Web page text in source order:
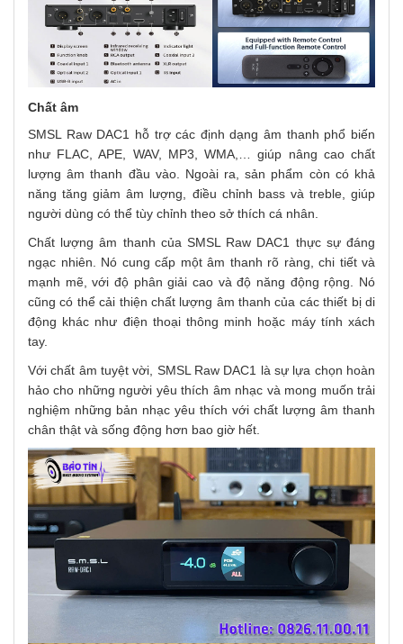
Chất âm
SMSL Raw DAC1 hỗ trợ các định dạng âm thanh phổ biến
như FLAC, APE, WAV, MP3, WMA,… giúp nâng cao chất
lượng âm thanh đầu vào. Ngoài ra, sản phẩm còn có khả
năng tăng giảm âm lượng, điều chỉnh bass và treble, giúp
người dùng có thể tùy chỉnh theo sở thích cá nhân.
Chất lượng âm thanh của SMSL Raw DAC1 thực sự đáng
ngạc nhiên. Nó cung cấp một âm thanh rõ ràng, chi tiết và
mạnh mẽ, với độ phân giải cao và độ năng động rộng. Nó
cũng có thể cải thiện chất lượng âm thanh của các thiết bị di
động khác như điện thoại thông minh hoặc máy tính xách
tay.
Với chất âm tuyệt vời, SMSL Raw DAC1 là sự lựa chọn hoàn
hảo cho những người yêu thích âm nhạc và mong muốn trải
nghiệm những bản nhạc yêu thích với chất lượng âm thanh
chân thật và sống động hơn bao giờ hết.